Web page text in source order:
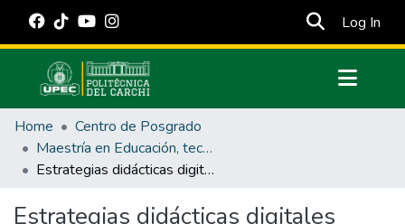
Log In
Communities & Collections
All of DSpace
Statistics
Estadísticas Externas
Home
Centro de Posgrado
Maestría en Educación, tecnología e innovación.
Estrategias didácticas digitales gamificadas para el aprendizaje de Educación Cultural y Artística
Estrategias didácticas digitales